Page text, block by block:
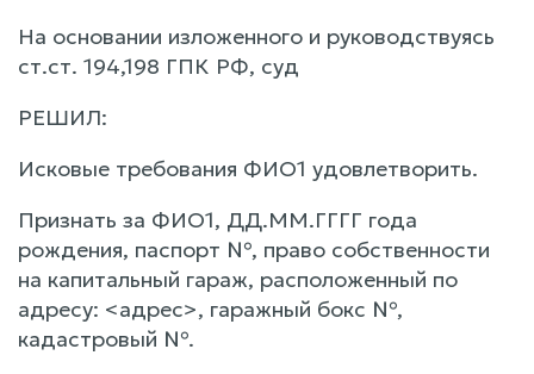
На основании изложенного и руководствуясь
ст.ст. 194,198 ГПК РФ, суд
РЕШИЛ:
Исковые требования ФИО1 удовлетворить.
Признать за ФИО1, ДД.ММ.ГГГГ года
рождения, паспорт №, право собственности
на капитальный гараж, расположенный по
адресу: <адрес>, гаражный бокс №,
кадастровый №.